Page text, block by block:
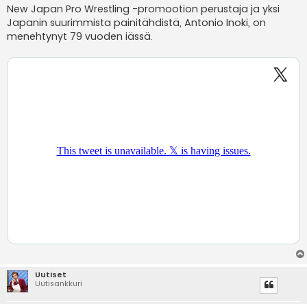
e
s
t
i
New Japan Pro Wrestling -promootion perustaja ja yksi
Japanin suurimmista painitähdistä, Antonio Inoki, on
menehtynyt 79 vuoden iässä.
Uutiset
Uutisankkuri